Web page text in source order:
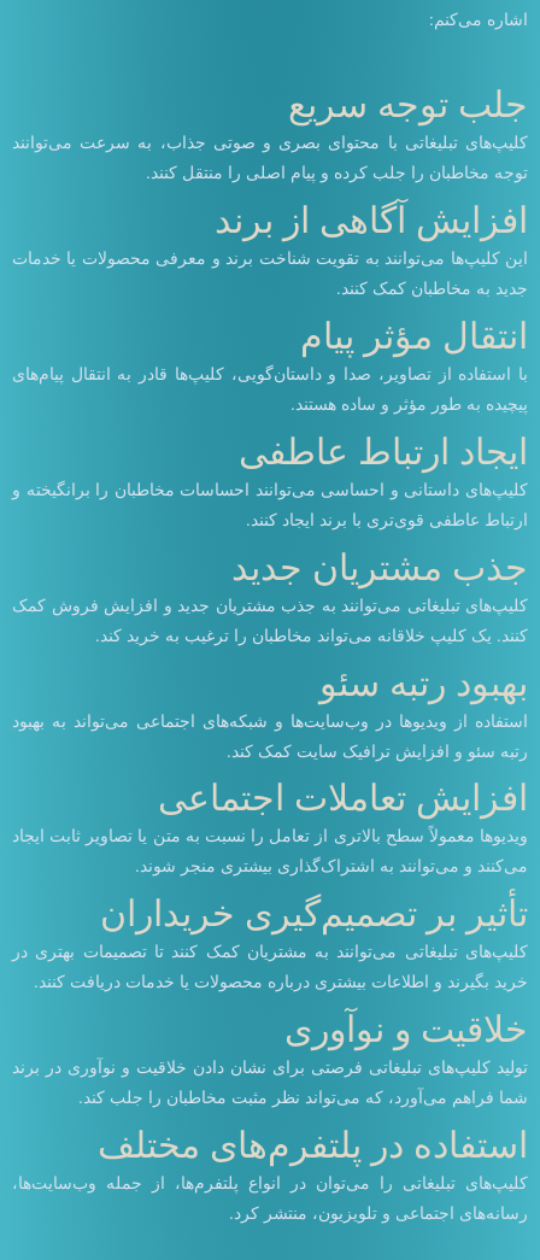
اشاره می‌کنم:
جلب توجه سریع
کلیپ‌های تبلیغاتی با محتوای بصری و صوتی جذاب، به سرعت می‌توانند
توجه مخاطبان را جلب کرده و پیام اصلی را منتقل کنند.
افزایش آگاهی از برند
این کلیپ‌ها می‌توانند به تقویت شناخت برند و معرفی محصولات یا خدمات
جدید به مخاطبان کمک کنند.
انتقال مؤثر پیام
با استفاده از تصاویر، صدا و داستان‌گویی، کلیپ‌ها قادر به انتقال پیام‌های
پیچیده به طور مؤثر و ساده هستند.
ایجاد ارتباط عاطفی
کلیپ‌های داستانی و احساسی می‌توانند احساسات مخاطبان را برانگیخته و
ارتباط عاطفی قوی‌تری با برند ایجاد کنند.
جذب مشتریان جدید
کلیپ‌های تبلیغاتی می‌توانند به جذب مشتریان جدید و افزایش فروش کمک
کنند. یک کلیپ خلاقانه می‌تواند مخاطبان را ترغیب به خرید کند.
بهبود رتبه سئو
استفاده از ویدیوها در وب‌سایت‌ها و شبکه‌های اجتماعی می‌تواند به بهبود
رتبه سئو و افزایش ترافیک سایت کمک کند.
افزایش تعاملات اجتماعی
ویدیوها معمولاً سطح بالاتری از تعامل را نسبت به متن یا تصاویر ثابت ایجاد
می‌کنند و می‌توانند به اشتراک‌گذاری بیشتری منجر شوند.
تأثیر بر تصمیم‌گیری خریداران
کلیپ‌های تبلیغاتی می‌توانند به مشتریان کمک کنند تا تصمیمات بهتری در
خرید بگیرند و اطلاعات بیشتری درباره محصولات یا خدمات دریافت کنند.
خلاقیت و نوآوری
تولید کلیپ‌های تبلیغاتی فرصتی برای نشان دادن خلاقیت و نوآوری در برند
شما فراهم می‌آورد، که می‌تواند نظر مثبت مخاطبان را جلب کند.
استفاده در پلتفرم‌های مختلف
کلیپ‌های تبلیغاتی را می‌توان در انواع پلتفرم‌ها، از جمله وب‌سایت‌ها،
رسانه‌های اجتماعی و تلویزیون، منتشر کرد.